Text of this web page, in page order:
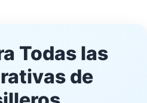
Todas las
de